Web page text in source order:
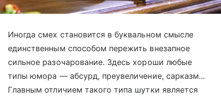
Иногда смех становится в буквальном смысле
единственным способом пережить внезапное
сильное разочарование. Здесь хороши любые
типы юмора — абсурд, преувеличение, сарказм...
Главным отличием такого типа шутки является